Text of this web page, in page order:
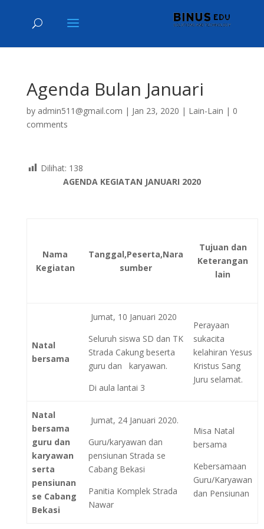
Agenda Bulan Januari
by admin511@gmail.com | Jan 23, 2020 | Lain-Lain | 0
comments
Dilihat: 138
AGENDA KEGIATAN JANUARI 2020
Nama
Kegiatan
Tanggal,Peserta,Nara
sumber
Tujuan dan
Keterangan
lain
Natal
bersama
Jumat, 10 Januari 2020
Seluruh siswa SD dan TK
Strada Cakung beserta
guru dan karyawan.
Di aula lantai 3
Perayaan
sukacita
kelahiran Yesus
Kristus Sang
Juru selamat.
Natal
bersama
guru dan
karyawan
serta
pensiunan
se Cabang
Bekasi
Jumat, 24 Januari 2020.
Guru/karyawan dan
pensiunan Strada se
Cabang Bekasi
Panitia Komplek Strada
Nawar
Misa Natal
bersama
Kebersamaan
Guru/Karyawan
dan Pensiunan